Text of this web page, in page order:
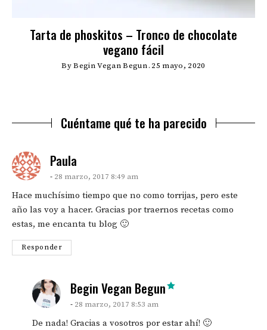
Tarta de phoskitos – Tronco de chocolate
vegano fácil
ByBegin Vegan Begun 25 mayo, 2020
Cuéntame qué te ha parecido
Paula
28 marzo, 2017 8:49 am
Hace muchísimo tiempo que no como torrijas, pero este
año las voy a hacer. Gracias por traernos recetas como
estas, me encanta tu blog 🙂
Responder
Begin Vegan Begun says:
28 marzo, 2017 8:53 am
De nada! Gracias a vosotros por estar ahí! 🙂